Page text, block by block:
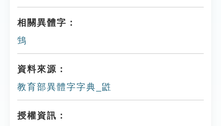
相關異體字：
䲼
資料來源：
教育部異體字字典_鼪
授權資訊：